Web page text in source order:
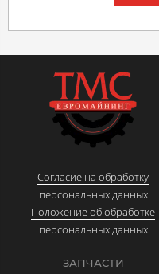
Согласие на обработку
персональных данных
Положение об обработке
персональных данных
ЗАПЧАСТИ